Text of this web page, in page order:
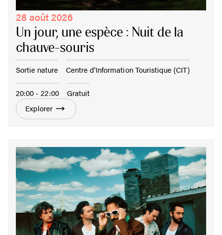
28 août 2026
Un jour, une espèce : Nuit de la
chauve-souris
Sortie nature Centre d'Information Touristique (CIT)
20:00 - 22:00
Gratuit
Explorer